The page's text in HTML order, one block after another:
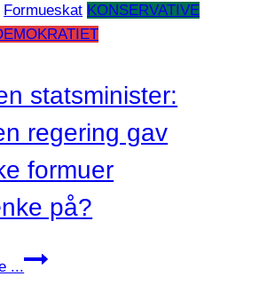
timeløn
Formueskat KONSERVATIVE
statsminister:
regering gav
formuer
på?
...
Gæt